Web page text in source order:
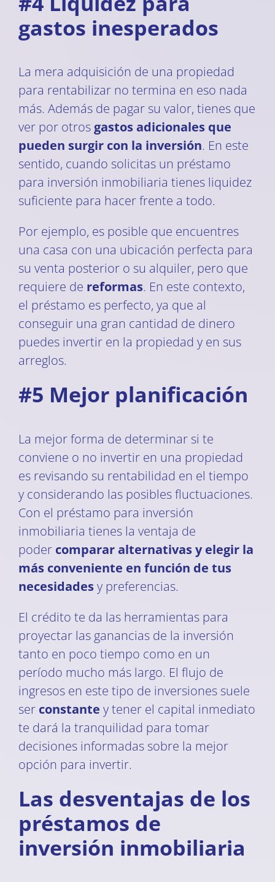
gastos inesperados
La mera adquisición de una propiedad
para rentabilizar no termina en eso nada
más. Además de pagar su valor, tienes que
ver por otros gastos adicionales que
pueden surgir con la inversión. En este
sentido, cuando solicitas un préstamo
para inversión inmobiliaria tienes liquidez
suficiente para hacer frente a todo.
Por ejemplo, es posible que encuentres
una casa con una ubicación perfecta para
su venta posterior o su alquiler, pero que
requiere de reformas. En este contexto,
el préstamo es perfecto, ya que al
conseguir una gran cantidad de dinero
puedes invertir en la propiedad y en sus
arreglos.
#5 Mejor planificación
La mejor forma de determinar si te
conviene o no invertir en una propiedad
es revisando su rentabilidad en el tiempo
y considerando las posibles fluctuaciones.
Con el préstamo para inversión
inmobiliaria tienes la ventaja de
poder comparar alternativas y elegir la
más conveniente en función de tus
necesidadesy preferencias.
El crédito te da las herramientas para
proyectar las ganancias de la inversión
tanto en poco tiempo como en un
período mucho más largo. El flujo de
ingresos en este tipo de inversiones suele
ser constante y tener el capital inmediato
te dará la tranquilidad para tomar
decisiones informadas sobre la mejor
opción para invertir.
Las desventajas de los
préstamos de
inversión inmobiliaria